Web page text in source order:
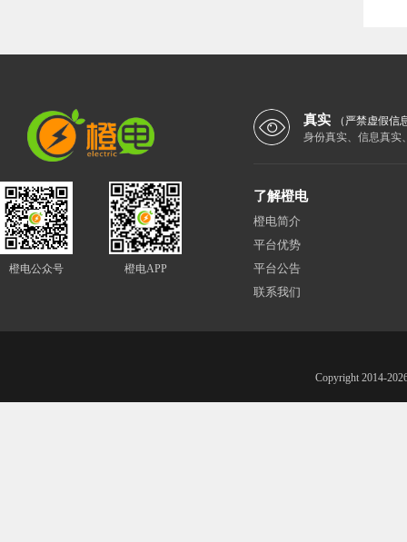
橙电公众号 橙电APP
真实
（严禁虚假信
身份真实、信息真实
了解橙电
橙电简介
平台优势
平台公告
联系我们
Copyright 2014-